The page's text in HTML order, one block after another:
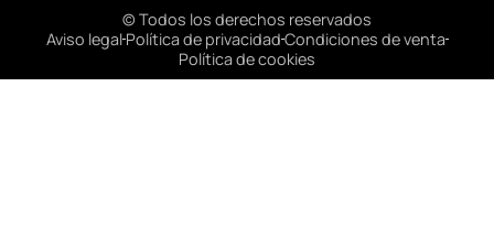
© Todos los derechos reservados
Aviso legalPolítica de privacidadCondiciones de venta
Política de cookies